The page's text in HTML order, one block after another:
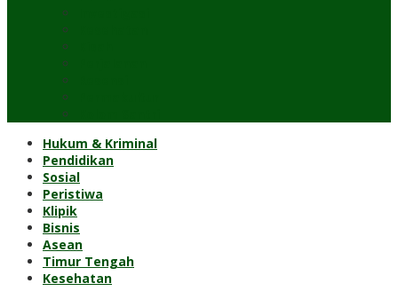
Hukum & Kriminal
Pendidikan
Sosial
Peristiwa
Klipik
Bisnis
Asean
Timur Tengah
Kesehatan